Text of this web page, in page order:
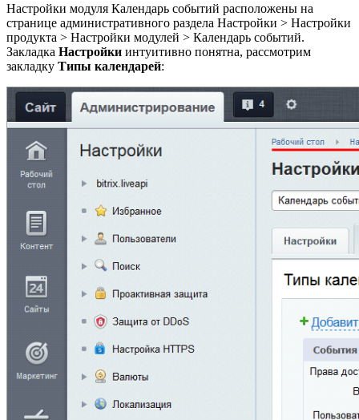
Настройки модуля Календарь событий расположены на
странице административного раздела Настройки > Настройки
продукта > Настройки модулей > Календарь событий.
Закладка Настройки интуитивно понятна, рассмотрим
закладку Типы календарей: